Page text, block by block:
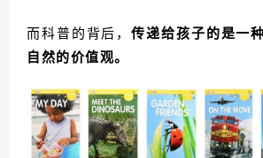
而科普的背后，传递给孩子的是一
自然的价值观。